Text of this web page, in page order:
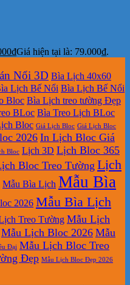
₫Giá hiện tại là: 79.000₫.
Nổi 3D Bìa Lịch 40x60
Lịch Bế Nổi Bìa Lịch Bế Nổi
Bloc Bìa Lịch treo tường Đẹp
BLoc Bìa Treo Lịch BLoc
Bloc Giá Lịch Bloc Giá Lịch Bloc
2026 In Lịch Bloc Giá
Bloc Lịch 3D Lịch Bloc 365
Bloc Treo Tường Lịch
Mẫu Bìa Lịch Mẫu Bìa
2026 Mẫu Bìa Lịch
Treo Tường Mẫu Lịch
Mẫu Lịch Bloc 2026 Mẫu
Đại Mẫu Lịch Bloc Treo
Đẹp Mẫu Lịch Bloc Đẹp 2026